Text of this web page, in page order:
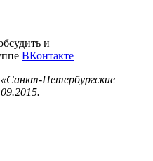
и
ВКонтакте
Петербургские